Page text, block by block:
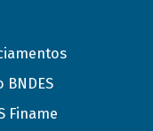
BNDES
Finame